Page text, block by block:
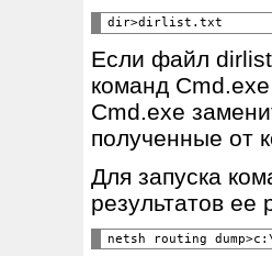
Если файл
команд
Cmd.exe
полученные от
Для запуска
результатов